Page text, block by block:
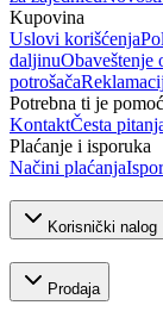
Kupovina
Uslovi korišćenja
daljinuObaveštenje
potrošača
Potrebna ti je
KontaktČesta
Plaćanje i isporuka
Načini plaćanja
Korisnički nalog
Prodaja